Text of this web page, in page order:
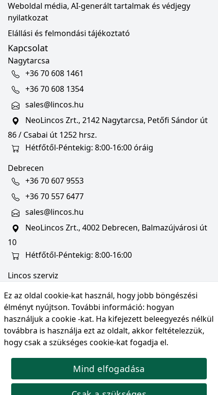
Ez az oldal cookie-kat használ, hogy jobb böngészési
élményt nyújtson. További információ: hogyan
használjuk a cookie -kat. Ha kifejezett beleegyezés nélkül
továbbra is használja ezt az oldalt, akkor feltételezzük,
hogy csak a szükséges cookie-kat fogadja el.
Mind elfogadása
Weboldal média, AI-generált tartalmak és védjegy
nyilatkozat
Elállási és felmondási tájékoztató
Kapcsolat
Nagytarcsa
+36 70 608 1461
+36 70 608 1354
sales@lincos.hu
NeoLincos Zrt., 2142 Nagytarcsa, Petőfi Sándor út
86 / Csabai út 1252 hrsz.
Hétfőtől-Péntekig: 8:00-16:00 óráig
Debrecen
+36 70 607 9553
+36 70 557 6477
sales@lincos.hu
NeoLincos Zrt., 4002 Debrecen, Balmazújvárosi út
10
Hétfőtől-Péntekig: 8:00-16:00
Lincos szerviz
NeoLincos Zrt., 4002 Debrecen, Balmazújvárosi út
10
Nyitvatartás: hétfő-péntek 8:00-16:00
© Copyright 2026 NeoLincos Zrt., minden jog